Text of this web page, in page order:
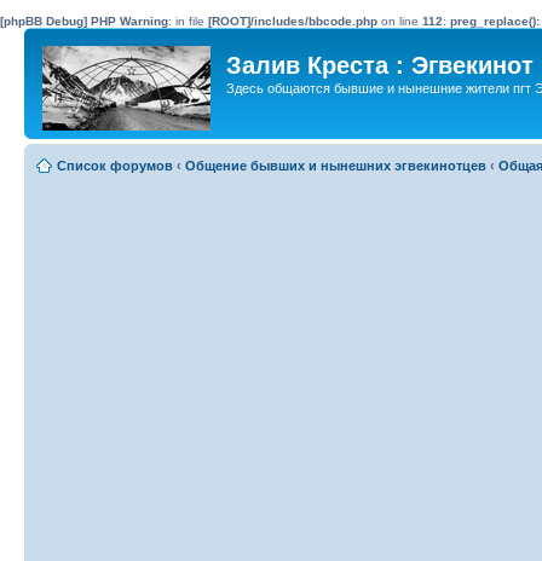
[phpBB Debug] PHP Warning: in file [ROOT]/includes/bbcode.php on line 112:
Залив Креста : Эгвекинот
Здесь общаются бывшие и нынешние жители пгт
Список форумов ‹ Общение бывших и нынешних эгвекинотцев ‹ Общая